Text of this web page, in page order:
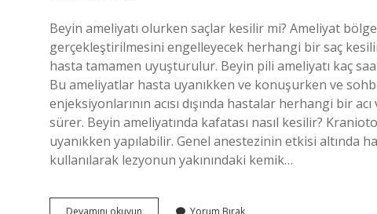
Beyin ameliyatı olurken saçlar kesilir mi? Ameliyat
gerçekleştirilmesini engelleyecek herhangi bir saç
hasta tamamen uyuşturulur. Beyin pili ameliyatı kaç
Bu ameliyatlar hasta uyanıkken ve konuşurken ve
enjeksiyonlarının acısı dışında hastalar herhangi bir
sürer. Beyin ameliyatında kafatası nasıl kesilir?
uyanıkken yapılabilir. Genel anestezinin etkisi altında
kullanılarak lezyonun yakınındaki kemik…
Devamını okuyun Yorum Bırak